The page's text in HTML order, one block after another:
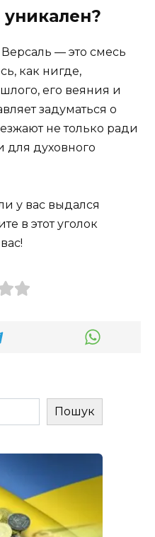
— это смесь
как нигде,
его веяния и
задуматься о
не только ради
для духовного
у вас выдался
в этот уголок
Пошук